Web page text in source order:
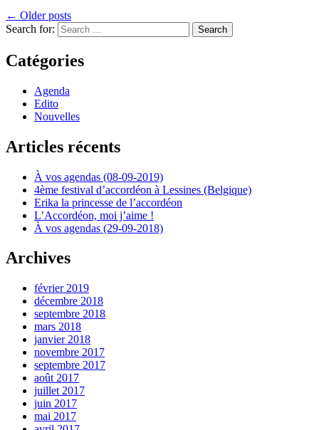
← Older posts
Search for:
Catégories
Agenda
Edito
Nouvelles
Articles récents
À vos agendas (08-09-2019)
4ème festival d’accordéon à Lessines (Belgique)
Erika la princesse de l’accordéon
L’Accordéon, moi j’aime !
À vos agendas (29-09-2018)
Archives
février 2019
décembre 2018
septembre 2018
mars 2018
janvier 2018
novembre 2017
septembre 2017
août 2017
juillet 2017
juin 2017
mai 2017